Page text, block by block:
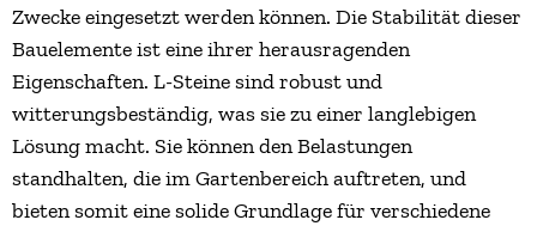
Zwecke eingesetzt werden können. Die Stabilität dieser
Bauelemente ist eine ihrer herausragenden
Eigenschaften. L-Steine sind robust und
witterungsbeständig, was sie zu einer langlebigen
Lösung macht. Sie können den Belastungen
standhalten, die im Gartenbereich auftreten, und
bieten somit eine solide Grundlage für verschiedene